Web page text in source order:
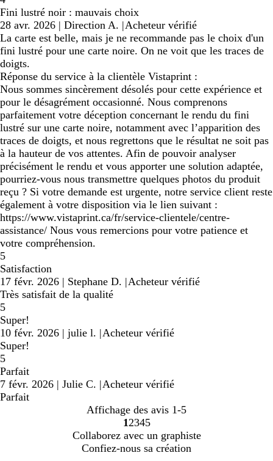
Fini lustré noir : mauvais choix
28 avr. 2026 | Direction A. |Acheteur vérifié
La carte est belle, mais je ne recommande pas le choix d'un
fini lustré pour une carte noire. On ne voit que les traces de
doigts.
Réponse du service à la clientèle Vistaprint :
Nous sommes sincèrement désolés pour cette expérience et
pour le désagrément occasionné. Nous comprenons
parfaitement votre déception concernant le rendu du fini
lustré sur une carte noire, notamment avec l’apparition des
traces de doigts, et nous regrettons que le résultat ne soit pas
à la hauteur de vos attentes. Afin de pouvoir analyser
précisément le rendu et vous apporter une solution adaptée,
pourriez-vous nous transmettre quelques photos du produit
reçu ? Si votre demande est urgente, notre service client reste
également à votre disposition via le lien suivant :
https://www.vistaprint.ca/fr/service-clientele/centre-
assistance/ Nous vous remercions pour votre patience et
votre compréhension.
5
Satisfaction
17 févr. 2026 | Stephane D. |Acheteur vérifié
Très satisfait de la qualité
5
Super!
10 févr. 2026 | julie l. |Acheteur vérifié
Super!
5
Parfait
7 févr. 2026 | Julie C. |Acheteur vérifié
Parfait
Affichage des avis 1-5
Accéder
à
la
1Accéder
à
la
2Accéder
à
la
3Accéder
à
la
4Accéder
à
la
5
Collaborez avec un graphiste
Confiez-nous sa création